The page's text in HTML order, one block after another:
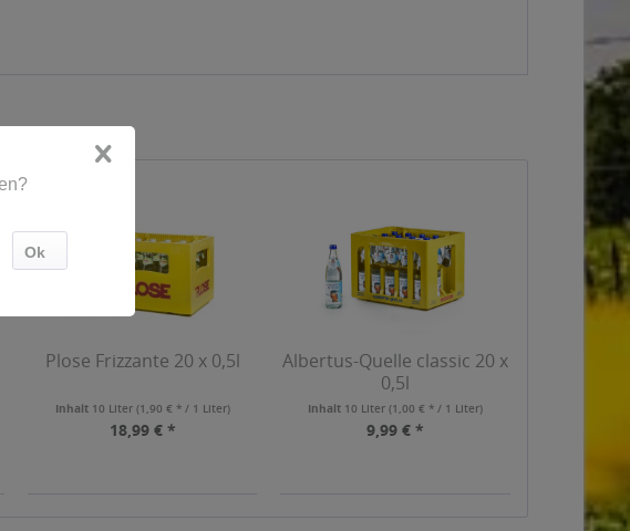
Plose Frizzante 20 x 0,5l
Inhalt 10 Liter (1,90 € * / 1 Liter)
18,99 € *
Albertus-Quelle classic 20 x
0,5l
Inhalt 10 Liter(1,00 € * / 1 Liter)
9,99 € *